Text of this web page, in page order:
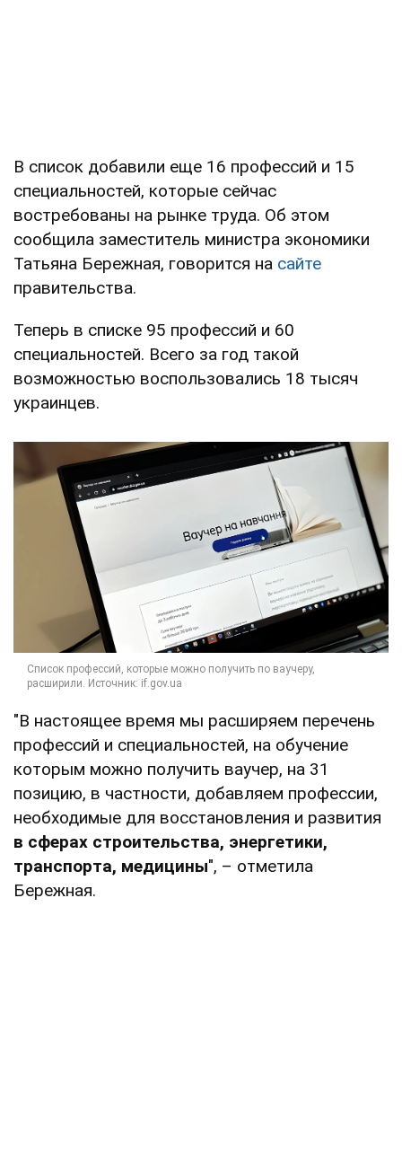
В список добавили еще 16 профессий и 15
специальностей, которые сейчас
востребованы на рынке труда. Об этом
сообщила заместитель министра экономики
Татьяна Бережная, говорится на сайте
правительства.
Теперь в списке 95 профессий и 60
специальностей. Всего за год такой
возможностью воспользовались 18 тысяч
украинцев.
"В настоящее время мы расширяем перечень
профессий и специальностей, на обучение
которым можно получить ваучер, на 31
позицию, в частности, добавляем профессии,
необходимые для восстановления и развития
в сферах строительства, энергетики,
транспорта, медицины", – отметила
Бережная.